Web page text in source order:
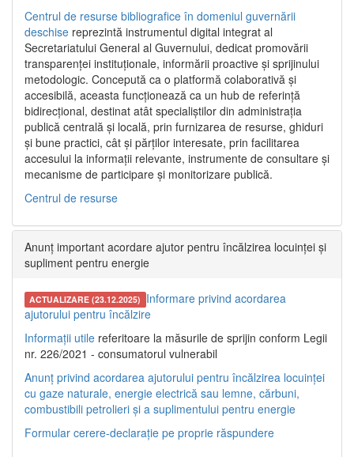
Centrul de resurse bibliografice în domeniul guvernării
deschise reprezintă instrumentul digital integrat al
Secretariatului General al Guvernului, dedicat promovării
transparenței instituționale, informării proactive și sprijinului
metodologic. Concepută ca o platformă colaborativă și
accesibilă, aceasta funcționează ca un hub de referință
bidirecțional, destinat atât specialiștilor din administrația
publică centrală și locală, prin furnizarea de resurse, ghiduri
și bune practici, cât și părților interesate, prin facilitarea
accesului la informații relevante, instrumente de consultare și
mecanisme de participare și monitorizare publică.
Centrul de resurse
Anunț important acordare ajutor pentru încălzirea locuinței și
supliment pentru energie
ACTUALIZARE (23.12.2025) Informare privind acordarea
ajutorului pentru încălzire
Informații utile referitoare la măsurile de sprijin conform Legii
nr. 226/2021 - consumatorul vulnerabil
Anunț privind acordarea ajutorului pentru încălzirea locuinței
cu gaze naturale, energie electrică sau lemne, cărbuni,
combustibili petrolieri și a suplimentului pentru energie
Formular cerere-declarație pe proprie răspundere